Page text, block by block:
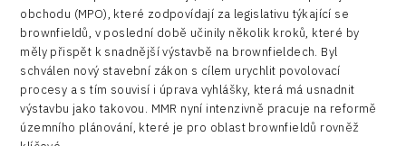
obchodu (MPO), které zodpovídají za legislativu týkající se
brownfieldů, v poslední době učinily několik kroků, které by
měly přispět k snadnější výstavbě na brownfieldech. Byl
schválen nový stavební zákon s cílem urychlit povolovací
procesy a s tím souvisí i úprava vyhlášky, která má usnadnit
výstavbu jako takovou. MMR nyní intenzivně pracuje na reformě
územního plánování, které je pro oblast brownfieldů rovněž